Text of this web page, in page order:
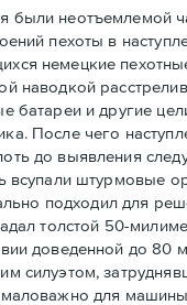
были неотъемлемой
пехоты в
немецкие
наводкой
батареи и другие
После чего
до выявления
всупали штурмовые
подходил для
толстой 50-
доведенной до 80
силуэтом,
для